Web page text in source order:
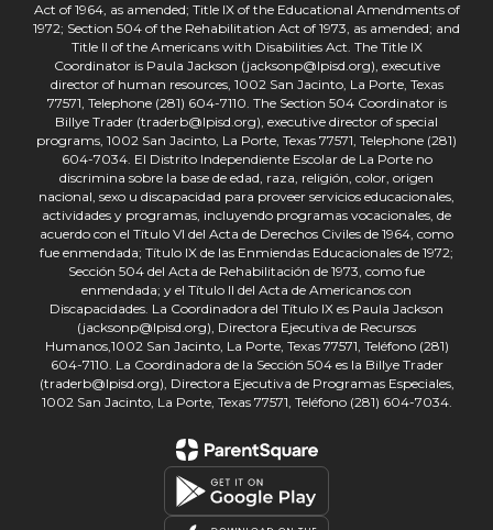
Act of 1964, as amended; Title IX of the Educational Amendments of
1972; Section 504 of the Rehabilitation Act of 1973, as amended; and
Title II of the Americans with Disabilities Act. The Title IX
Coordinator is Paula Jackson (jacksonp@lpisd.org), executive
director of human resources, 1002 San Jacinto, La Porte, Texas
77571, Telephone (281) 604-7110. The Section 504 Coordinator is
Billye Trader (traderb@lpisd.org), executive director of special
programs, 1002 San Jacinto, La Porte, Texas 77571, Telephone (281)
604-7034. El Distrito Independiente Escolar de La Porte no
discrimina sobre la base de edad, raza, religión, color, origen
nacional, sexo u discapacidad para proveer servicios educacionales,
actividades y programas, incluyendo programas vocacionales, de
acuerdo con el Título VI del Acta de Derechos Civiles de 1964, como
fue enmendada; Título IX de las Enmiendas Educacionales de 1972;
Sección 504 del Acta de Rehabilitación de 1973, como fue
enmendada; y el Título II del Acta de Americanos con
Discapacidades. La Coordinadora del Título IX es Paula Jackson
(jacksonp@lpisd.org), Directora Ejecutiva de Recursos
Humanos,1002 San Jacinto, La Porte, Texas 77571, Teléfono (281)
604-7110. La Coordinadora de la Sección 504 es la Billye Trader
(traderb@lpisd.org), Directora Ejecutiva de Programas Especiales,
1002 San Jacinto, La Porte, Texas 77571, Teléfono (281) 604-7034.